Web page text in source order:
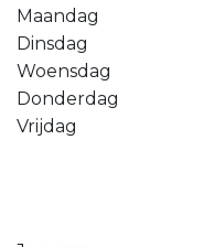
Maandag
Dinsdag
Woensdag
Donderdag
Vrijdag